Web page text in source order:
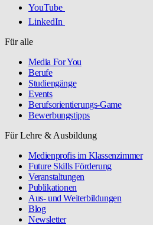
YouTube
LinkedIn
Für alle
Media For You
Berufe
Studiengänge
Events
Berufsorientierungs-Game
Bewerbungstipps
Für Lehre & Ausbildung
Medienprofis im Klassenzimmer
Future Skills Förderung
Veranstaltungen
Publikationen
Aus- und Weiterbildungen
Blog
Newsletter